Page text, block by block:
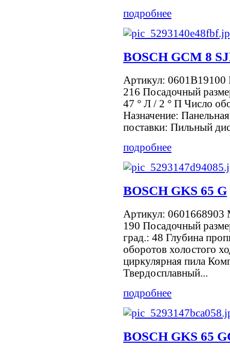
подробнее
BOSCH GCM 8
Артикул:
216 Посадочный
47 ° Л / 2 ° П Число
Назначение:
поставки: Пильный
подробнее
BOSCH GKS 65 G
Артикул: 0601668903
190 Посадочный
град.: 48 Глубина
оборотов холостого
циркулярная пила
Твердосплавный...
подробнее
BOSCH GKS 65